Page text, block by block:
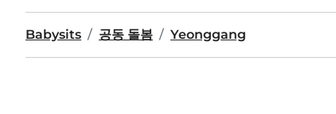
Babysits 공동 돌봄 Yeonggang